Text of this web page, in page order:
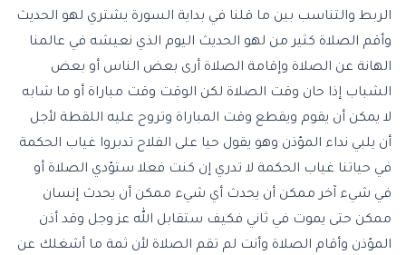
الربط والتناسب بين ما قلنا في بداية السورة يشتري لهو الحديث
وأقم الصلاة كثير من لهو الحديث اليوم الذي نعيشه في عالمنا
الهانة عن الصلاة وإقامة الصلاة أرى بعض الناس أو بعض
الشباب إذا حان وقت الصلاة لكن الوقت وقت مباراة أو ما شابه
لا يمكن أن يقوم ويقطع وقت المباراة وتروح عليه اللقطة لأجل
أن يلبي نداء المؤذن وهو يقول حيا على الفلاح تدبروا غياب الحكمة
في حياتنا غياب الحكمة لا تدري إن كنت فعلا ستؤدي الصلاة أو
في شيء آخر ممكن أن يحدث أي شيء ممكن أن يحدث إنسان
ممكن حتى يموت في ثاني فكيف ستقابل الله عز وجل وقد أذن
المؤذن وأقام الصلاة وأنت لم تقم الصلاة لأن ثمة ما أشغلك عن